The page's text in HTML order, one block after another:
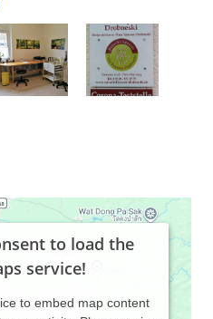
to load the
service!
to embed map content